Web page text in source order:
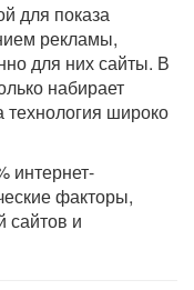
для показа
рекламы,
для них сайты. В
набирает
широко
интернет-
факторы,
сайтов и